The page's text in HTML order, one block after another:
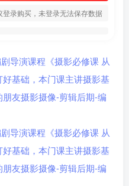
登录购买，未登录无法保存数据